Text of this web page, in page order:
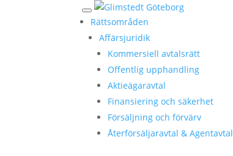
Rättsområden
Affärsjuridik
Kommersiell avtalsrätt
Offentlig upphandling
Aktieägaravtal
Finansiering och säkerhet
Försäljning och förvärv
Återförsäljaravtal & Agentavtal